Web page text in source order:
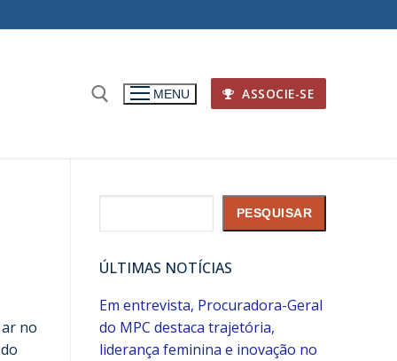
MENU ASSOCIE-SE
no
PESQUISAR
ÚLTIMAS NOTÍCIAS
Em entrevista, Procuradora-Geral
do MPC destaca trajetória,
liderança feminina e inovação no